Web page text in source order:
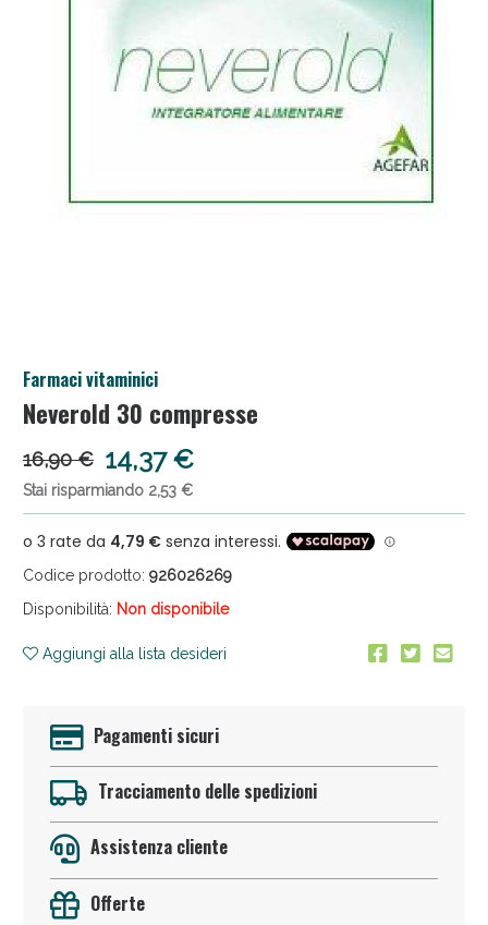
Farmaci vitaminici
Neverold 30 compresse
16,90 € 14,37 €
Stai risparmiando 2,53 €
Codice prodotto: 926026269
Disponibilità: Non disponibile
Aggiungi alla lista desideri
Pagamenti sicuri
Tracciamento delle spedizioni
Assistenza cliente
Offerte
Anticellulite e Fanghi: Sconto fino al 40% valido
Anticellulite e Fanghi: Sconto fino al 40% valido
oggi!